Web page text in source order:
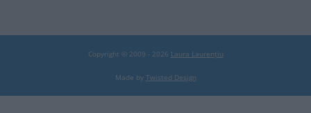
Copyright © 2009 - 2026 Laura Laurențiu
Made by Twisted Design